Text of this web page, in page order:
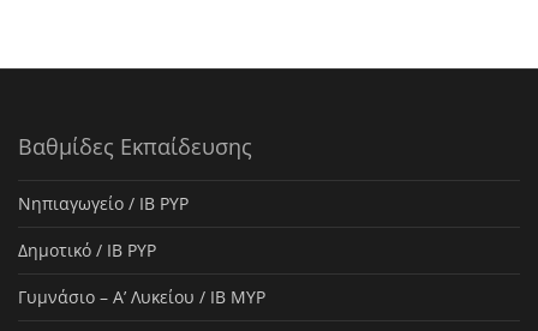
Βαθμίδες Εκπαίδευσης
Νηπιαγωγείο / IB PYP
Δημοτικό / IB PYP
Γυμνάσιο – Α’ Λυκείου / IB MYP